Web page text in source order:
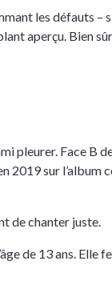
les défauts –
aperçu. Bien
pleurer. Face B
2019 sur l’album
de chanter juste.
de 13 ans. Elle